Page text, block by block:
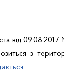
від 09.08.2017
з
.